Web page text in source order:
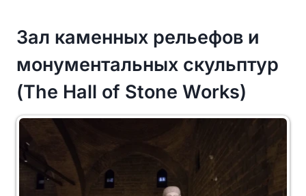
Зал каменных рельефов и
монументальных скульптур
(The Hall of Stone Works)